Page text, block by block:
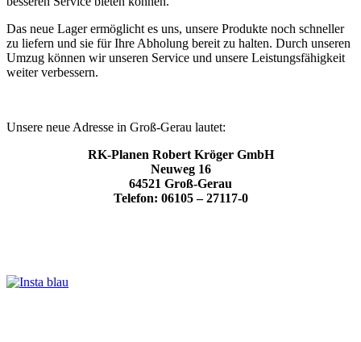
Das neue Lager ermöglicht es uns, unsere Produkte noch schneller
zu liefern und sie für Ihre Abholung bereit zu halten. Durch unseren
Umzug können wir unseren Service und unsere Leistungsfähigkeit
weiter verbessern.
Unsere neue Adresse in Groß-Gerau lautet:
RK-Planen Robert Kröger GmbH
Neuweg 16
64521 Groß-Gerau
Telefon: 06105 – 27117-0